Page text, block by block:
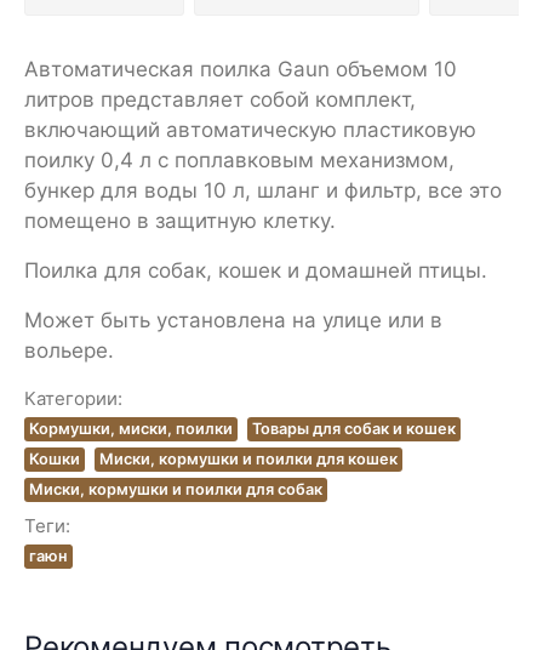
Автоматическая поилка Gaun объемом 10
литров представляет собой комплект,
включающий автоматическую пластиковую
поилку 0,4 л с поплавковым механизмом,
бункер для воды 10 л, шланг и фильтр, все это
помещено в защитную клетку.
Поилка для собак, кошек и домашней птицы.
Может быть установлена на улице или в
вольере.
Категории:
Кормушки, миски, поилки
Товары для собак и кошек
Кошки
Миски, кормушки и поилки для кошек
Миски, кормушки и поилки для собак
Теги:
гаюн